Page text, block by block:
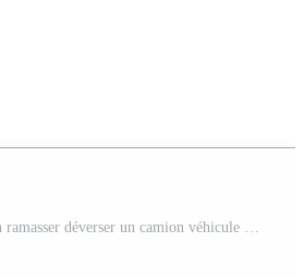
semi un camion moyen ramasser déverser un camion véhicule Vecteur Pro